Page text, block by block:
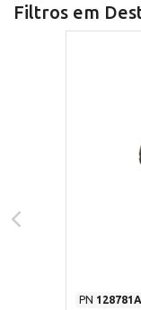
Filtros em
PN